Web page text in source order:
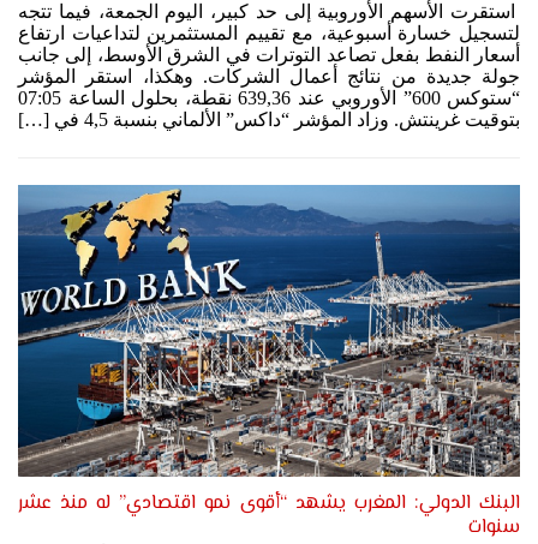
استقرت الأسهم الأوروبية إلى حد كبير، اليوم الجمعة، فيما تتجه
لتسجيل خسارة أسبوعية، مع تقييم المستثمرين لتداعيات ارتفاع
أسعار النفط بفعل تصاعد التوترات في الشرق الأوسط، إلى جانب
جولة جديدة من نتائج أعمال الشركات. وهكذا، استقر المؤشر
“ستوكس 600” الأوروبي عند 639,36 نقطة، بحلول الساعة 07:05
بتوقيت غرينتش. وزاد المؤشر “داكس” الألماني بنسبة 4,5 في […]
البنك الدولي: المغرب يشهد “أقوى نمو اقتصادي” له منذ عشر
سنوات